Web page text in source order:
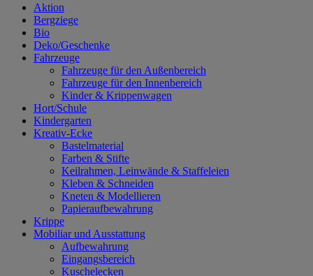
Aktion
Bergziege
Bio
Deko/Geschenke
Fahrzeuge
Fahrzeuge für den Außenbereich
Fahrzeuge für den Innenbereich
Kinder & Krippenwagen
Hort/Schule
Kindergarten
Kreativ-Ecke
Bastelmaterial
Farben & Stifte
Keilrahmen, Leinwände & Staffeleien
Kleben & Schneiden
Kneten & Modellieren
Papieraufbewahrung
Krippe
Mobiliar und Ausstattung
Aufbewahrung
Eingangsbereich
Kuschelecken